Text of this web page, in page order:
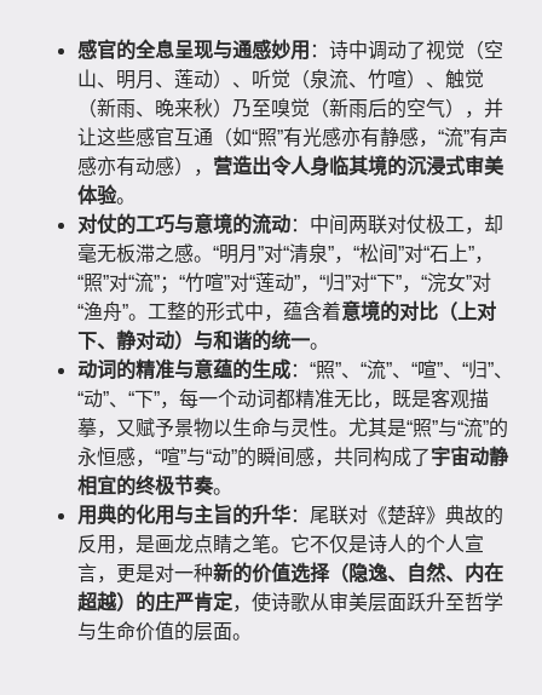
感官的全息呈现与通感妙用 ：诗中调动了视觉（空
山、明月、莲动）、听觉（泉流、竹喧）、触觉
（新雨、晚来秋）乃至嗅觉（新雨后的空气），并
让这些感官互通（如“照”有光感亦有静感，“流”有声
感亦有动感）， 营造出令人身临其境的沉浸式审美
体验。
对仗的工巧与意境的流动：中间两联对仗极工，却
毫无板滞之感。“明月”对“清泉”，“松间”对“石上”，
“照”对“流”；“竹喧”对“莲动”，“归”对“下”，“浣女”对
“渔舟”。工整的形式中，蕴含着意境的对比（上对
下、静对动）与和谐的统一。
动词的精准与意蕴的生成：“照”、“流”、“喧”、“归”、
“动”、“下”，每一个动词都精准无比，既是客观描
摹，又赋予景物以生命与灵性。尤其是“照”与“流”的
永恒感，“喧”与“动”的瞬间感，共同构成了宇宙动静
相宜的终极节奏。
用典的化用与主旨的升华：尾联对《楚辞》典故的
反用，是画龙点睛之笔。它不仅是诗人的个人宣
言，更是对一种新的价值选择（隐逸、自然、内在
超越）的庄严肯定，使诗歌从审美层面跃升至哲学
与生命价值的层面。